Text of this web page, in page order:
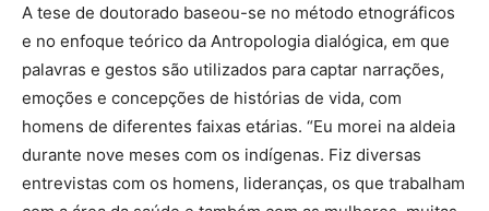
A tese de doutorado baseou-se no método etnográficos
e no enfoque teórico da Antropologia dialógica, em que
palavras e gestos são utilizados para captar narrações,
emoções e concepções de histórias de vida, com
homens de diferentes faixas etárias. “Eu morei na aldeia
durante nove meses com os indígenas. Fiz diversas
entrevistas com os homens, lideranças, os que trabalham